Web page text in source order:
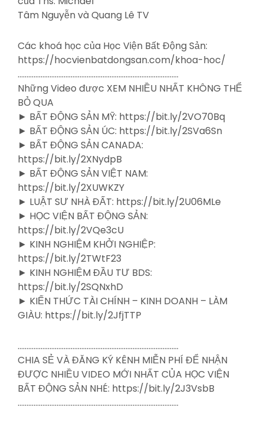
Tâm Nguyễn và Quang Lê TV
Các khoá học của Học Viện Bất Động Sản:
https://hocvienbatdongsan.com/khoa-hoc/
……………………………………………………………………………….
Những Video được XEM NHIỀU NHẤT KHÔNG THỂ
BỎ QUA
► BẤT ĐỘNG SẢN MỸ: https://bit.ly/2VO70Bq
► BẤT ĐỘNG SẢN ÚC: https://bit.ly/2SVa6Sn
► BẤT ĐỘNG SẢN CANADA:
https://bit.ly/2XNydpB
► BẤT ĐỘNG SẢN VIỆT NAM:
https://bit.ly/2XUWKZY
► LUẬT SƯ NHÀ ĐẤT: https://bit.ly/2U06MLe
► HỌC VIỆN BẤT ĐỘNG SẢN:
https://bit.ly/2VQe3cU
► KINH NGHIỆM KHỞI NGHIỆP:
https://bit.ly/2TWtF23
► KINH NGHIỆM ĐẦU TƯ BDS:
https://bit.ly/2SQNxhD
► KIẾN THỨC TÀI CHÍNH – KINH DOANH – LÀM
GIÀU: https://bit.ly/2JfjTTP
……………………………………………………………………………….
CHIA SẺ VÀ ĐĂNG KÝ KÊNH MIỄN PHÍ ĐỂ NHẬN
ĐƯỢC NHIỀU VIDEO MỚI NHẤT CỦA HỌC VIỆN
BẤT ĐỘNG SẢN NHÉ: https://bit.ly/2J3VsbB
……………………………………………………………………………….